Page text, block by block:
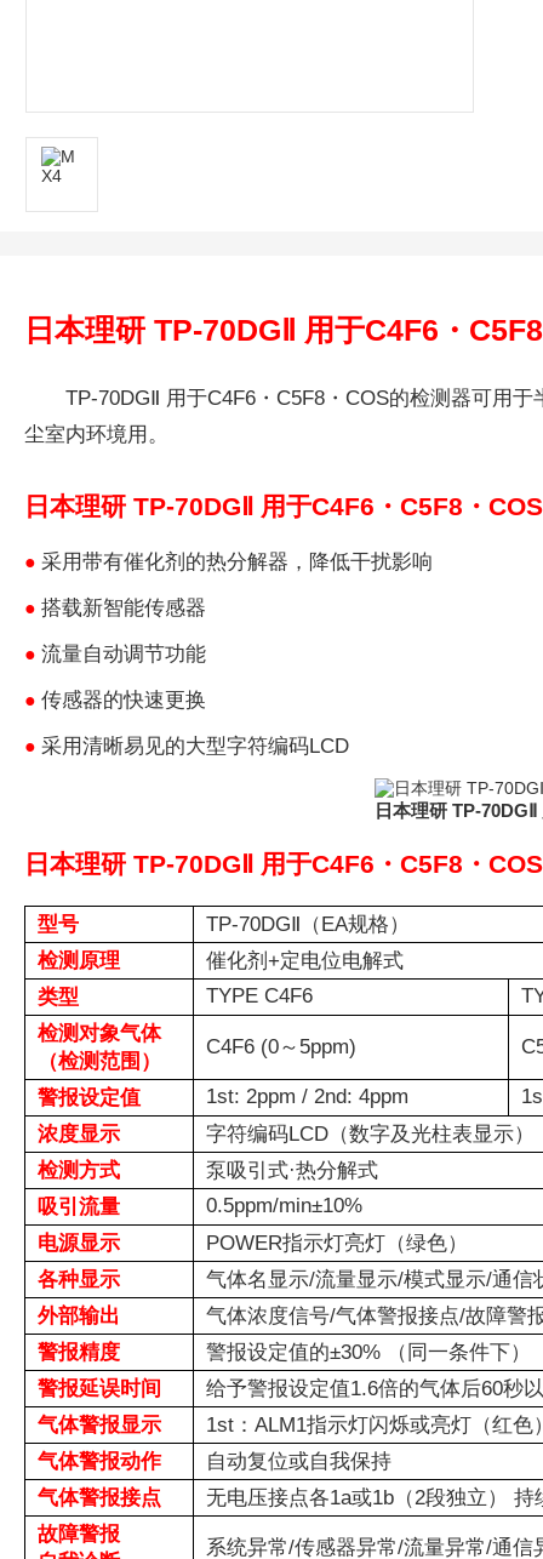
日本理研 TP-70DGⅡ 用于C4F6・
TP-70DGⅡ 用于C4F6・C5F8・COS的检测器可用
尘室内环境用。
日本理研 TP-70DGⅡ 用于C4F6・C5F8・
● 采用带有催化剂的热分解器，降低干扰影响
● 搭载新智能传感器
● 流量自动调节功能
● 传感器的快速更换
● 采用清晰易见的大型字符编码LCD
日本理研 TP-
日本理研 TP-70DGⅡ 用于C4F6・C5F8・
型号
TP-70DGⅡ（EA规格）
检测原理
催化剂+定电位电解式
类型
TYPE C4F6
检测对象气体
（检测范围）
C4F6 (0～5ppm)
警报设定值 1st: 2ppm / 2nd: 4ppm
浓度显示
字符编码LCD（数字及光柱表显示）
检测方式
泵吸引式·热分解式
吸引流量
0.5ppm/min±10%
电源显示
POWER指示灯亮灯（绿色）
各种显示
气体名显示/流量显示/模式显示/通信
外部输出
气体浓度信号/气体警报接点/故障警
警报精度
警报设定值的±30% （同一条件下）
警报延误时间
给予警报设定值1.6倍的气体后60秒
气体警报显示
1st：ALM1指示灯闪烁或亮灯（红
气体警报动作
自动复位或自我保持
气体警报接点
无电压接点各1a或1b（2段独立）
故障警报
系统异常/传感器异常/流量异常/通信